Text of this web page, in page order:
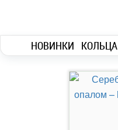
НОВИНКИ КОЛЬЦА